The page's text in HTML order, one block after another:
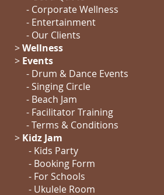
- Corporate Wellness
- Entertainment
- Our Clients
>Wellness
> Events
- Drum & Dance Events
- Singing Circle
- Beach Jam
- Facilitator Training
- Terms & Conditions
> Kidz Jam
- Kids Party
- Booking Form
- For Schools
- Ukulele Room